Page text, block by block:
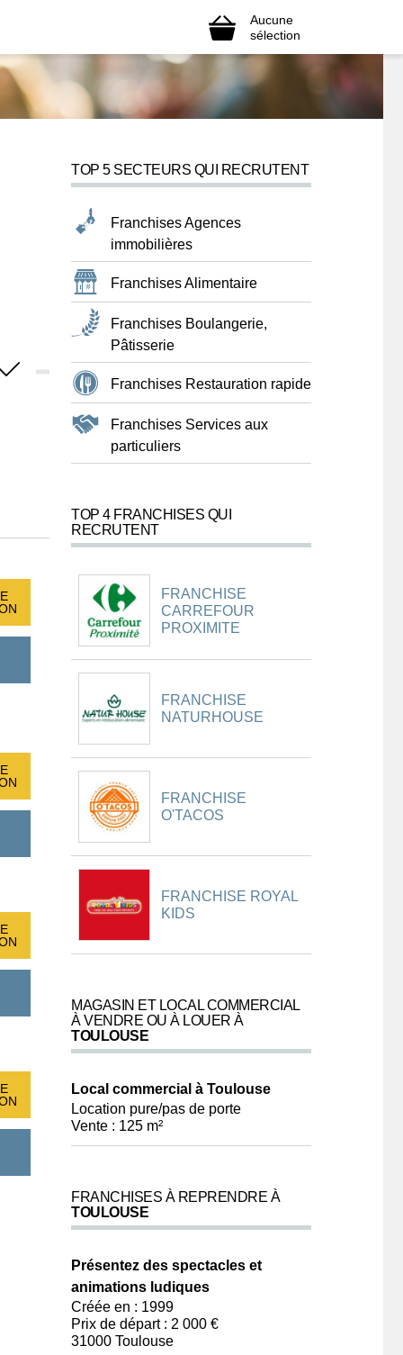
Aucune
sélection
TOP 5 SECTEURS QUI RECRUTENT
Franchises Agences
immobilières
Franchises Alimentaire
Franchises Boulangerie,
Pâtisserie
Franchises Restauration rapide
Franchises Services aux
particuliers
TOP 4 FRANCHISES QUI
RECRUTENT
FRANCHISE
CARREFOUR
PROXIMITE
FRANCHISE
NATURHOUSE
FRANCHISE
O'TACOS
FRANCHISE ROYAL
KIDS
MAGASIN ET LOCAL COMMERCIAL
À VENDRE OU À LOUER À
TOULOUSE
Local commercial à Toulouse
Location pure/pas de porte
Vente : 125 m²
FRANCHISES À REPRENDRE À
TOULOUSE
Présentez des spectacles et
animations ludiques
Créée en : 1999
Prix de départ : 2 000 €
31000 Toulouse